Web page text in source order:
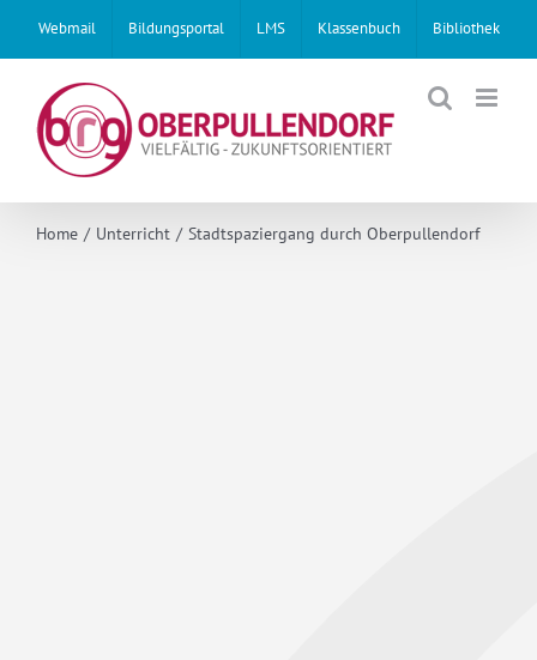
content
Webmail Bildungsportal LMS Klassenbuch Bibliothek
Home Unterricht Stadtspaziergang durch Oberpullendorf